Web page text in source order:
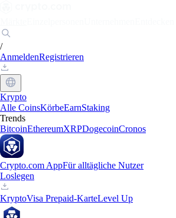
/
AnmeldenRegistrieren
Krypto
Alle CoinsKörbeEarnStaking
Trends
BitcoinEthereumXRPDogecoinCronos
Crypto.com AppFür alltägliche Nutzer
Loslegen
KryptoVisa Prepaid-KarteLevel Up